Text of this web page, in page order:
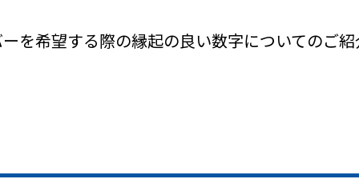
を希望する際の縁起の良い数字についてのご